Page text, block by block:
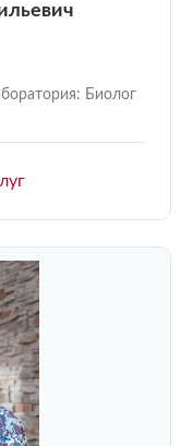
Биолог